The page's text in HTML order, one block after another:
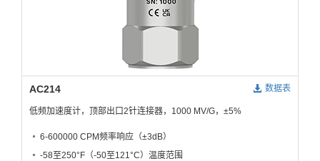
AC214 数据表
低频加速度计，顶部出口2针连接器，1000 MV/G，±5%
6-600000 CPM频率响应（±3dB）
-58至250°F（-50至121°C）温度范围